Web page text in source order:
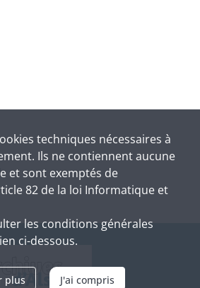
techniques nécessaires à
Ils ne contiennent aucune
et sont exemptés de
82 de la loi Informatique et
les conditions générales
ci-dessous.
plus J'ai compris